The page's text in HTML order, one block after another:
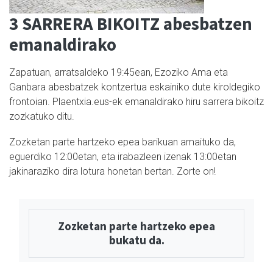
3 SARRERA BIKOITZ abesbatzen
emanaldirako
Zapatuan, arratsaldeko 19:45ean, Ezoziko Ama eta
Ganbara abesbatzek kontzertua eskainiko dute kiroldegiko
frontoian. Plaentxia.eus-ek emanaldirako hiru sarrera bikoitz
zozkatuko ditu.
Zozketan parte hartzeko epea barikuan amaituko da,
eguerdiko 12:00etan, eta irabazleen izenak 13:00etan
jakinaraziko dira lotura honetan bertan. Zorte on!
Zozketan parte hartzeko epea
bukatu da.